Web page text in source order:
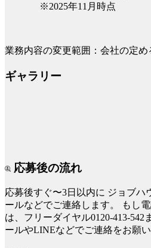
※2025年11月時点
業務内容の変更範囲：会社の定め
ギャラリー
応募後の流れ
応募後すぐ〜3日以内に ジョブハ
ールなどでご連絡します。
もし
は、フリーダイヤル0120-413-542
ールやLINEなどでご連絡をお願い